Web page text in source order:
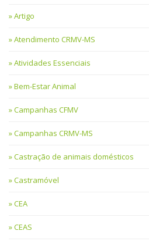
Artigo
Atendimento CRMV-MS
Atividades Essenciais
Bem-Estar Animal
Campanhas CFMV
Campanhas CRMV-MS
Castração de animais domésticos
Castramóvel
CEA
CEAS